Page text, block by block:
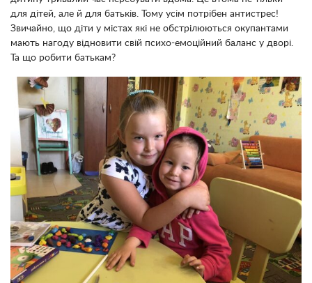
для дітей, але й для батьків. Тому усім потрібен антистрес!
Звичайно, що діти у містах які не обстрілюються окупантами
мають нагоду відновити свій психо-емоційний баланс у дворі.
Та що робити батькам?